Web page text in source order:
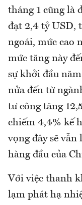
tháng 1 cũng là
đạt 2,4 tỷ USD,
ngoái, mức cao
mức tăng này
sự khởi đầu
nửa đến từ
tư công tăng
chiếm 4,4% kế
vọng đây sẽ
hàng đầu của
Với việc thanh
lạm phát hạ